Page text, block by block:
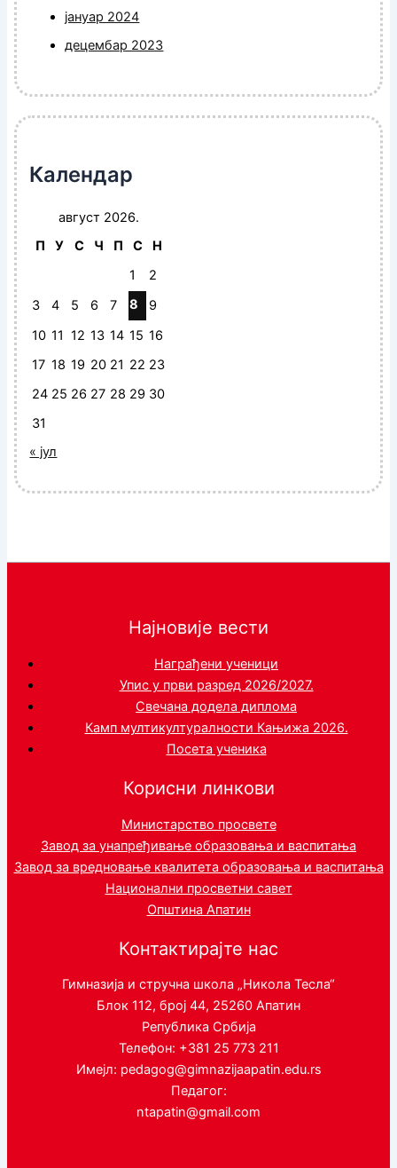
јануар 2024
децембар 2023
Календар
август 2026.
П
У С Ч П С
Н
1
2
3
4 5 6 7 8
9
10 11 12 13 14 15 16
17 18 19 20 21 22 23
24 25 26 27 28 29 30
31
« јул
Најновије вести
Награђени ученици
Упис у први разред 2026/2027.
Свечана додела диплома
Камп мултикултуралности Кањижа 2026.
Посета ученика
Корисни линкови
Министарство просвете
Завод за унапређивање образовања и васпитања
Завод за вредновање квалитета образовања и васпитања
Национални просветни савет
Општина Апатин
Контактирајте нас
Гимназија и стручна школа „Никола Тесла“
Блок 112, број 44, 25260 Апатин
Република Србија
Телефон: +381 25 773 211
Имејл: pedagog@gimnazijaapatin.edu.rs
Педагог:
ntapatin@gmail.com